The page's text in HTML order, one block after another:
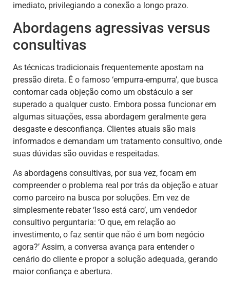
imediato, privilegiando a conexão a longo prazo.
Abordagens agressivas versus
consultivas
As técnicas tradicionais frequentemente apostam na
pressão direta. É o famoso ‘empurra-empurra’, que busca
contornar cada objeção como um obstáculo a ser
superado a qualquer custo. Embora possa funcionar em
algumas situações, essa abordagem geralmente gera
desgaste e desconfiança. Clientes atuais são mais
informados e demandam um tratamento consultivo, onde
suas dúvidas são ouvidas e respeitadas.
As abordagens consultivas, por sua vez, focam em
compreender o problema real por trás da objeção e atuar
como parceiro na busca por soluções. Em vez de
simplesmente rebater ‘Isso está caro’, um vendedor
consultivo perguntaria: ‘O que, em relação ao
investimento, o faz sentir que não é um bom negócio
agora?’ Assim, a conversa avança para entender o
cenário do cliente e propor a solução adequada, gerando
maior confiança e abertura.